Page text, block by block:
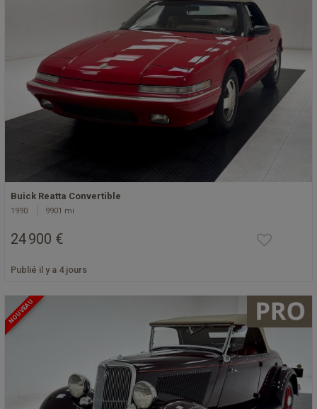
Buick Reatta Convertible
1990 9901 mi
24 900 €
Publié il y a 4 jours
NOUVEAU